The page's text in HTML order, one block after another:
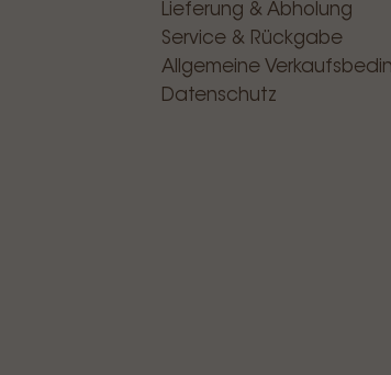
Lieferung & Abholung
Service & Rückgabe
Allgemeine
Datenschutz